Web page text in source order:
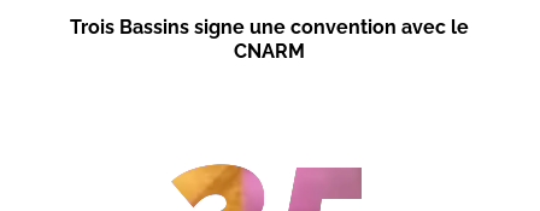
Trois Bassins signe une convention avec le
CNARM